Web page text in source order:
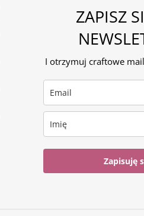
ZAPISZ
I otrzymuj craftowe
Zapisuję